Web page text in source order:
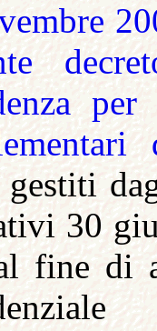
30
fine di